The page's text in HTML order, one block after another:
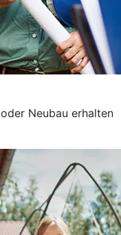
Neubau erhalten